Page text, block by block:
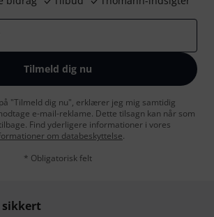
Tilmeld dig nu
"Tilmeld dig nu", erklærer jeg mig samtidig
e-mail-reklame. Dette tilsagn kan når som
Find yderligere informationer i vores
om databeskyttelse.
* Obligatorisk felt
sikkert